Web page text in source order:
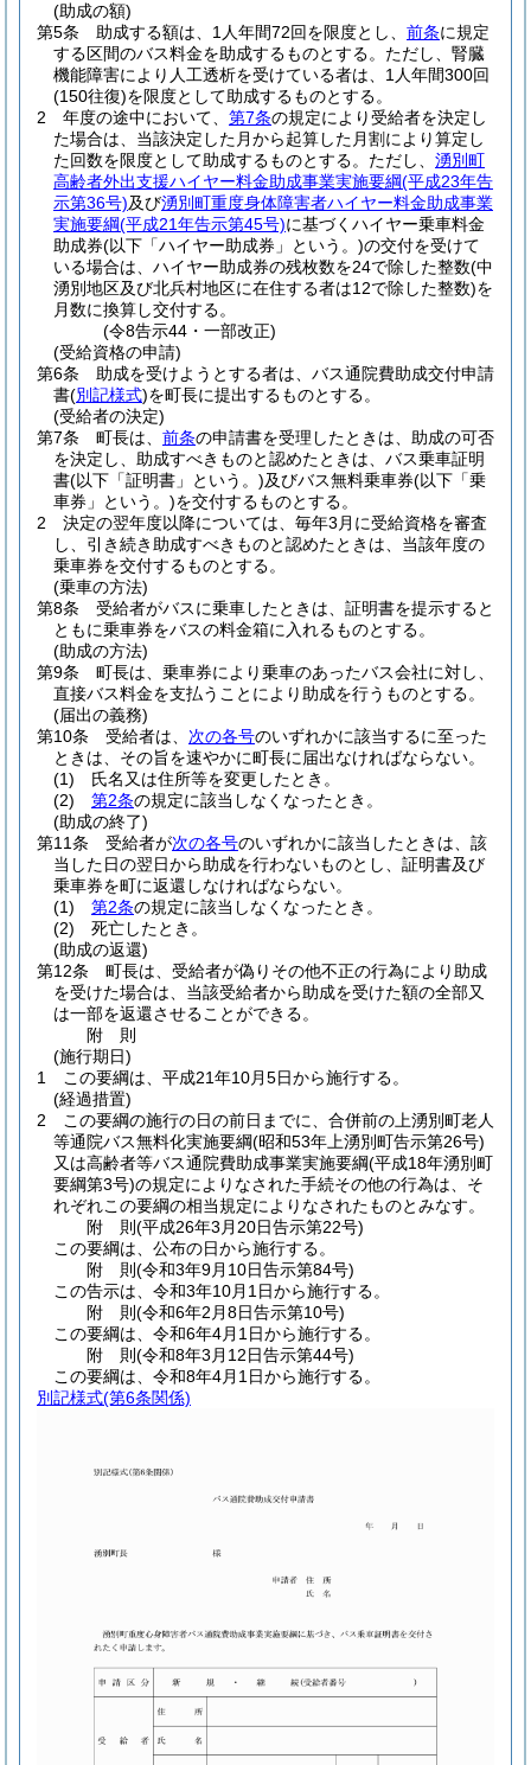
(助成の額)
第5条
助成する額は、1人年間72回を限度とし、 前条に規定
する区間のバス料金を助成するものとする。 ただし、腎臓
機能障害により人工透析を受けている者は、1人年間300回
(150往復)を限度として助成するものとする。
2
年度の途中において、 第7条の規定により受給者を決定し
た場合は、当該決定した月から起算した月割により算定し
た回数を限度として助成するものとする。 ただし、 湧別町
高齢者外出支援ハイヤー料金助成事業実施要綱(平成23年告
示第36号)及び湧別町重度身体障害者ハイヤー料金助成事業
実施要綱(平成21年告示第45号)に基づくハイヤー乗車料金
助成券(以下「ハイヤー助成券」という。)の交付を受けて
いる場合は、ハイヤー助成券の残枚数を24で除した整数(中
湧別地区及び北兵村地区に在住する者は12で除した整数)を
月数に換算し交付する。
(令8告示44・一部改正)
(受給資格の申請)
第6条
助成を受けようとする者は、バス通院費助成交付申請
書(別記様式)を町長に提出するものとする。
(受給者の決定)
第7条
町長は、 前条の申請書を受理したときは、助成の可否
を決定し、助成すべきものと認めたときは、バス乗車証明
書(以下「証明書」という。)及びバス無料乗車券(以下「乗
車券」という。)を交付するものとする。
2
決定の翌年度以降については、毎年3月に受給資格を審査
し、引き続き助成すべきものと認めたときは、当該年度の
乗車券を交付するものとする。
(乗車の方法)
第8条
受給者がバスに乗車したときは、証明書を提示すると
ともに乗車券をバスの料金箱に入れるものとする。
(助成の方法)
第9条
町長は、乗車券により乗車のあったバス会社に対し、
直接バス料金を支払うことにより助成を行うものとする。
(届出の義務)
第10条
受給者は、 次の各号のいずれかに該当するに至った
ときは、その旨を速やかに町長に届出なければならない。
(1)
氏名又は住所等を変更したとき。
(2)
第2条の規定に該当しなくなったとき。
(助成の終了)
第11条
受給者が次の各号のいずれかに該当したときは、該
当した日の翌日から助成を行わないものとし、証明書及び
乗車券を町に返還しなければならない。
(1)
第2条の規定に該当しなくなったとき。
(2)
死亡したとき。
(助成の返還)
第12条
町長は、受給者が偽りその他不正の行為により助成
を受けた場合は、当該受給者から助成を受けた額の全部又
は一部を返還させることができる。
附 則
(施行期日)
1
この要綱は、平成21年10月5日から施行する。
(経過措置)
2
この要綱の施行の日の前日までに、合併前の上湧別町老人
等通院バス無料化実施要綱(昭和53年上湧別町告示第26号)
又は高齢者等バス通院費助成事業実施要綱(平成18年湧別町
要綱第3号)の規定によりなされた手続その他の行為は、そ
れぞれこの要綱の相当規定によりなされたものとみなす。
附 則(平成26年3月20日告示第22号)
この要綱は、公布の日から施行する。
附 則(令和3年9月10日告示第84号)
この告示は、令和3年10月1日から施行する。
附 則(令和6年2月8日告示第10号)
この要綱は、令和6年4月1日から施行する。
附 則(令和8年3月12日告示第44号)
この要綱は、令和8年4月1日から施行する。
別記様式(第6条関係)